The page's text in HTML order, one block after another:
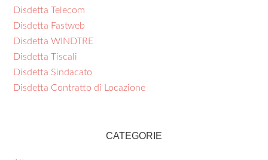
Disdetta Telecom
Disdetta Fastweb
Disdetta WINDTRE
Disdetta Tiscali
Disdetta Sindacato
Disdetta Contratto di Locazione
CATEGORIE